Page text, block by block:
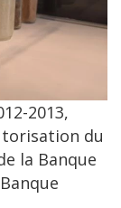
2013,
du
la Banque